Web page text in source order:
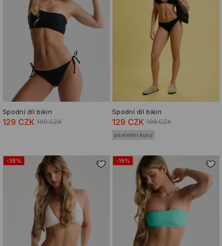
Spodní díl bikin
129 CZK 199 CZK
Spodní díl bikin
129 CZK 199 CZK
poslední kusy
-38% -19%